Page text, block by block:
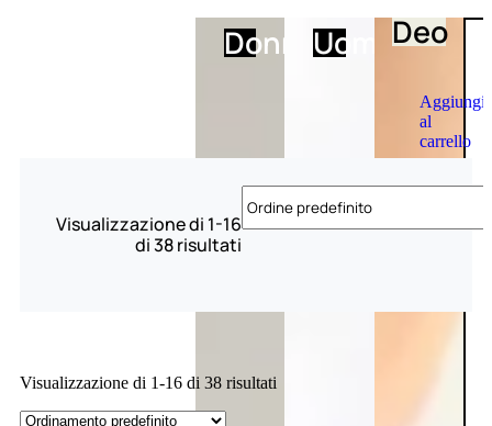
DonnaUomoDeo
Aggiungi
al
carrello
Visualizzazione di 1-16
di 38 risultati
Visualizzazione di 1-16 di 38 risultati